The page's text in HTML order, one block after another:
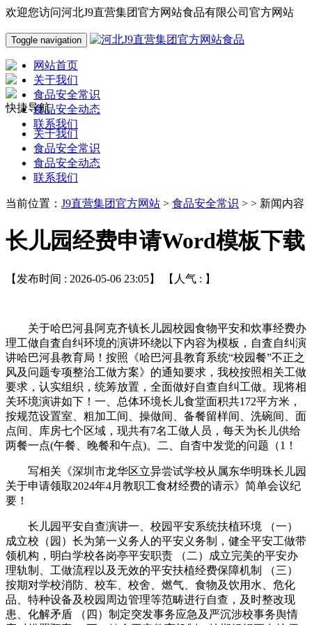
欢迎您访问河北J9直营集团官方网站食品有限公司官方网站
Toggle navigation
网站首页
关于我们
食品安全常识
食品安全动态
联系我们
快捷导航
关于我们
食品安全常识
食品安全动态
联系我们
当前位置： J9直营集团官方网站 > 食品安全常识 > > 新闻内容
长儿园经费申请Word模板下载
【发布时间 : 2026-05-06 23:05】 【人气 : 】
关于哈巴河县阿克齐镇长儿园校园食物平安和炊事经费办
理工做自査自纠环境的演讲环绕以下内容为模板，自査自纠演
讲哈巴河县教育局！按照《哈巴河县教育系统“校园餐”不正之
风及问题专项整治工做方案》的通知要求，我校按照相关工做
要求，认实组织，统筹放置，全面做好自查自纠工做。现将相
关环境演讲如下！一、总体环境长儿食堂面积共172平方米，
按规范设置室、粗加工间、操做间、备餐留样间、洗碗间、面
点间、库房七个区域，现共有7名工做人员，每天为长儿供给
两餐一点(午餐、晚餐和午点)。二、自杳中发觉的问题（1！
写相关《深圳市龙华区立异尝试学校从属东华明珠长儿园
关于申请领取2024年4月教职工食材经费的请示》简单会议纪
要！
长儿园平安自查演讲一、校园平安系统扶植环境 （一）
成立校（园）长为第一义务人的平安义务制，健全平安工做带
领机构，明白学校各岗亭平安职责 （二）成立完美的平安办
理轨制、工做流程以及无效的平安扶植经费保障机制 （三）
按期对学校消防、校车、校舍、燃气、食物及饮用水、危化
品、特种设备及校园周边管理等范畴进行自查，及时整改现
患、化解矛盾 （四）制定突发事务应急及严沉涉校事务舆情